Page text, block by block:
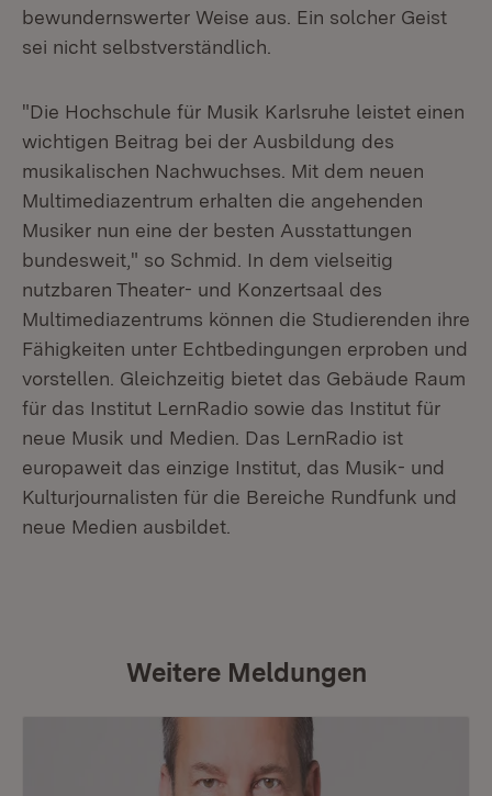
bewundernswerter Weise aus. Ein solcher Geist
sei nicht selbstverständlich.
"Die Hochschule für Musik Karlsruhe leistet einen
wichtigen Beitrag bei der Ausbildung des
musikalischen Nachwuchses. Mit dem neuen
Multimediazentrum erhalten die angehenden
Musiker nun eine der besten Ausstattungen
bundesweit," so Schmid. In dem vielseitig
nutzbaren Theater- und Konzertsaal des
Multimediazentrums können die Studierenden ihre
Fähigkeiten unter Echtbedingungen erproben und
vorstellen. Gleichzeitig bietet das Gebäude Raum
für das Institut LernRadio sowie das Institut für
neue Musik und Medien. Das LernRadio ist
europaweit das einzige Institut, das Musik- und
Kulturjournalisten für die Bereiche Rundfunk und
neue Medien ausbildet.
Weitere Meldungen